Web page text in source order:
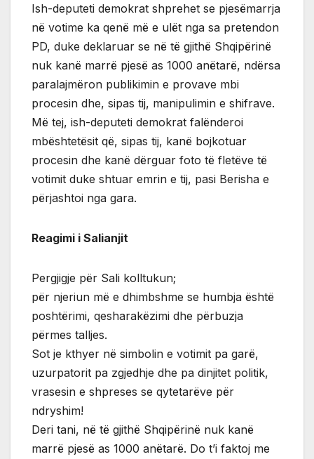
Ish-deputeti demokrat shprehet se pjesëmarrja
në votime ka qenë më e ulët nga sa pretendon
PD, duke deklaruar se në të gjithë Shqipërinë
nuk kanë marrë pjesë as 1000 anëtarë, ndërsa
paralajmëron publikimin e provave mbi
procesin dhe, sipas tij, manipulimin e shifrave.
Më tej, ish-deputeti demokrat falënderoi
mbështetësit që, sipas tij, kanë bojkotuar
procesin dhe kanë dërguar foto të fletëve të
votimit duke shtuar emrin e tij, pasi Berisha e
përjashtoi nga gara.
Reagimi i Salianjit
Pergjigje për Sali kolltukun;
për njeriun më e dhimbshme se humbja është
poshtërimi, qesharakëzimi dhe përbuzja
përmes talljes.
Sot je kthyer në simbolin e votimit pa garë,
uzurpatorit pa zgjedhje dhe pa dinjitet politik,
vrasesin e shpreses se qytetarëve për
ndryshim!
Deri tani, në të gjithë Shqipërinë nuk kanë
marrë pjesë as 1000 anëtarë. Do t’i faktoj me